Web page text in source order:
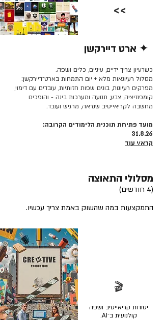
>>
✦ ארט דיירקשן
כשרעיון צריך ידיים, עיניים, כלים ושפה.
מסלול רעיונאות מלא + יום התמחות בארט־דיירקשן:
מפרקים רעיונות, בונים שפות חזותיות, עובדים עם דימוי,
קומפוזיציה, צבע, תנועה ומערכות בינה - והופכים
מחשבה לקריאייטיב שנראה, מרגיש ועובד.
מועד פתיחת תוכנית הלימודים הקרובה:
31.8.26
קרא/י עוד
מסלולי התאוצה
(4 חודשים)
התמקצעות במה שהשוק באמת צריך עכשיו.
🎬
יסודות קריאייטיב ושפה
קולנועית ב־AI.